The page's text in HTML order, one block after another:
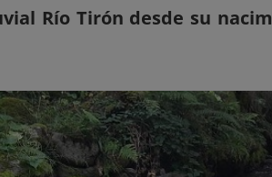
Río Tirón desde su